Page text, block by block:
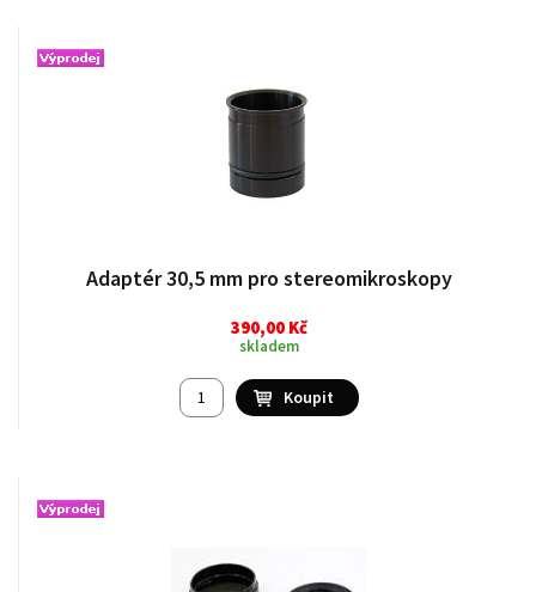
Adaptér 30,5 mm pro stereomikroskopy
390,00 Kč
skladem